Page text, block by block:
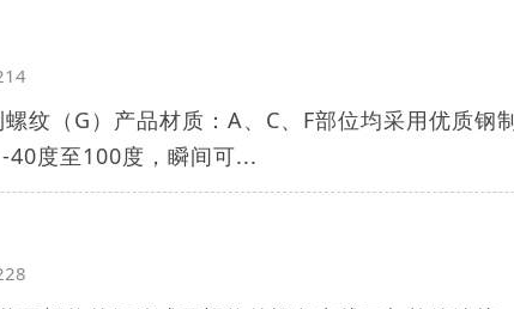
纹（G）产品材质：A、C、F部位均采用优质钢
40度至100度，瞬间可...